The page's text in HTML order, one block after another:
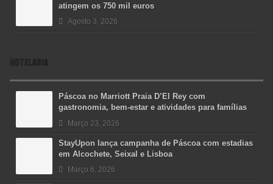
atingem os 750 mil euros
Agosto 3, 2026
HOTELARIA
Páscoa no Marriott Praia D’El Rey com
gastronomia, bem-estar e atividades para famílias
Março 23, 2026
StayUpon lança campanha de Páscoa com estadias
em Alcochete, Seixal e Lisboa
Março 6, 2026